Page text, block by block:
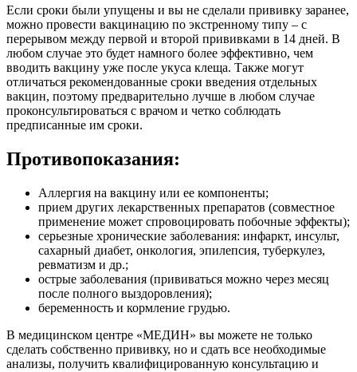
Если сроки были упущены и вы не сделали прививку заранее,
можно провести вакцинацию по экстренному типу – с
перерывом между первой и второй прививками в 14 дней. В
любом случае это будет намного более эффективно, чем
вводить вакцину уже после укуса клеща. Также могут
отличаться рекомендованные сроки введения отдельных
вакцин, поэтому предварительно лучше в любом случае
проконсультироваться с врачом и четко соблюдать
предписанные им сроки.
Противопоказания:
Аллергия на вакцину или ее компоненты;
прием других лекарственных препаратов (совместное
применение может спровоцировать побочные эффекты);
серьезные хронические заболевания: инфаркт, инсульт,
сахарный диабет, онкология, эпилепсия, туберкулез,
ревматизм и др.;
острые заболевания (прививаться можно через месяц
после полного выздоровления);
беременность и кормление грудью.
В медицинском центре «МЕДИН» вы можете не только
сделать собственно прививку, но и сдать все необходимые
анализы, получить квалифицированную консультацию и